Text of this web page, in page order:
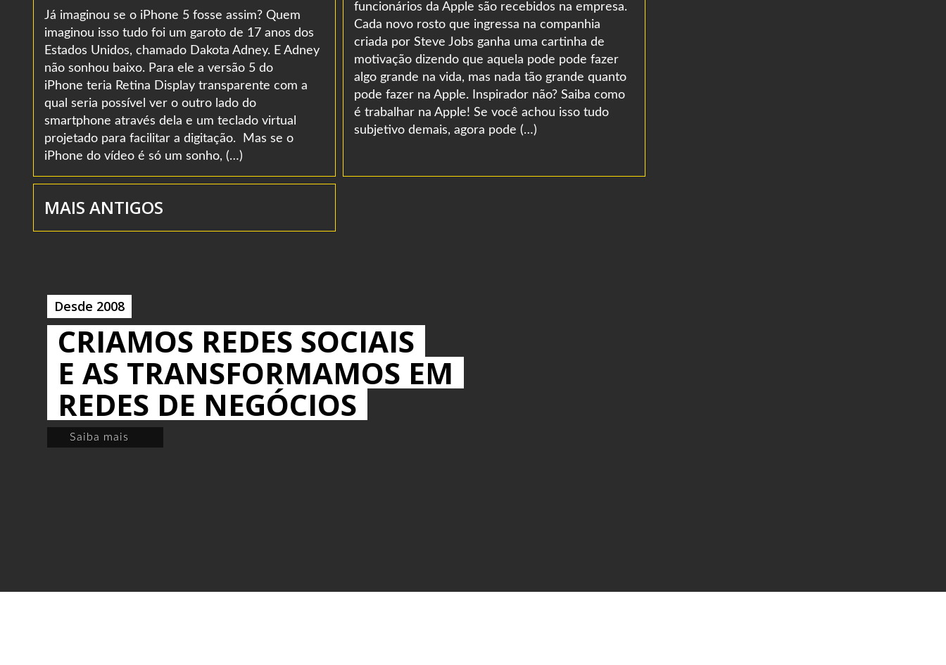
Já imaginou se o iPhone 5 fosse assim? Quem
imaginou isso tudo foi um garoto de 17 anos dos
Estados Unidos, chamado Dakota Adney. E Adney
não sonhou baixo. Para ele a versão 5 do
iPhone teria Retina Display transparente com a
qual seria possível ver o outro lado do
smartphone através dela e um teclado virtual
projetado para facilitar a digitação. Mas se o
iPhone do vídeo é só um sonho, (…)
funcionários da Apple são recebidos na empresa.
Cada novo rosto que ingressa na companhia
criada por Steve Jobs ganha uma cartinha de
motivação dizendo que aquela pode pode fazer
algo grande na vida, mas nada tão grande quanto
pode fazer na Apple. Inspirador não? Saiba como
é trabalhar na Apple! Se você achou isso tudo
subjetivo demais, agora pode (…)
MAIS ANTIGOS
Desde 2008
CRIAMOS REDES SOCIAIS
E AS TRANSFORMAMOS EM
REDES DE NEGÓCIOS
Saiba mais